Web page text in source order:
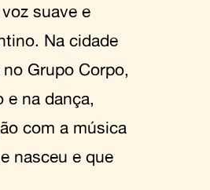
suave e
Na cidade
Grupo Corpo,
na dança,
com a música
nasceu e que